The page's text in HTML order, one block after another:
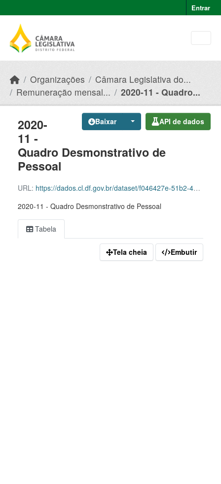
Entrar
Organizações
Câmara Legislativa do...
Remuneração mensal...
2020-11 - Quadro...
Baixar API de dados
2020-
11 -
Quadro Desmonstrativo de
Pessoal
URL: https://dados.cl.df.gov.br/dataset/f046427e-51b2-49e8-afe5-945e82b55ce9/resource/215bb563-e829-44f0-82b9-063c685f070e/download/2020-11-quadro-desmonstrativo-de-pessoal.csv
2020-11 - Quadro Desmonstrativo de Pessoal
Tabela
Tela cheia Embutir